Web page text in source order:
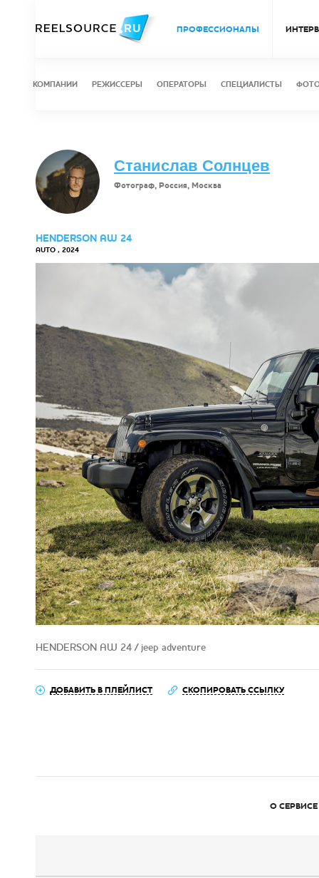
ПРОФЕССИОНАЛЫ
КОМПАНИИ РЕЖИССЕРЫ ОПЕРАТОРЫ СПЕЦИАЛИСТЫ
Станислав Солнцев
Фотограф, Россия, Москва
HENDERSON AW 24
AUTO , 2024
HENDERSON AW 24 / jeep adventure
ДОБАВИТЬ В ПЛЕЙЛИСТ СКОПИРОВАТЬ ССЫЛКУ
О СЕРВИСЕ